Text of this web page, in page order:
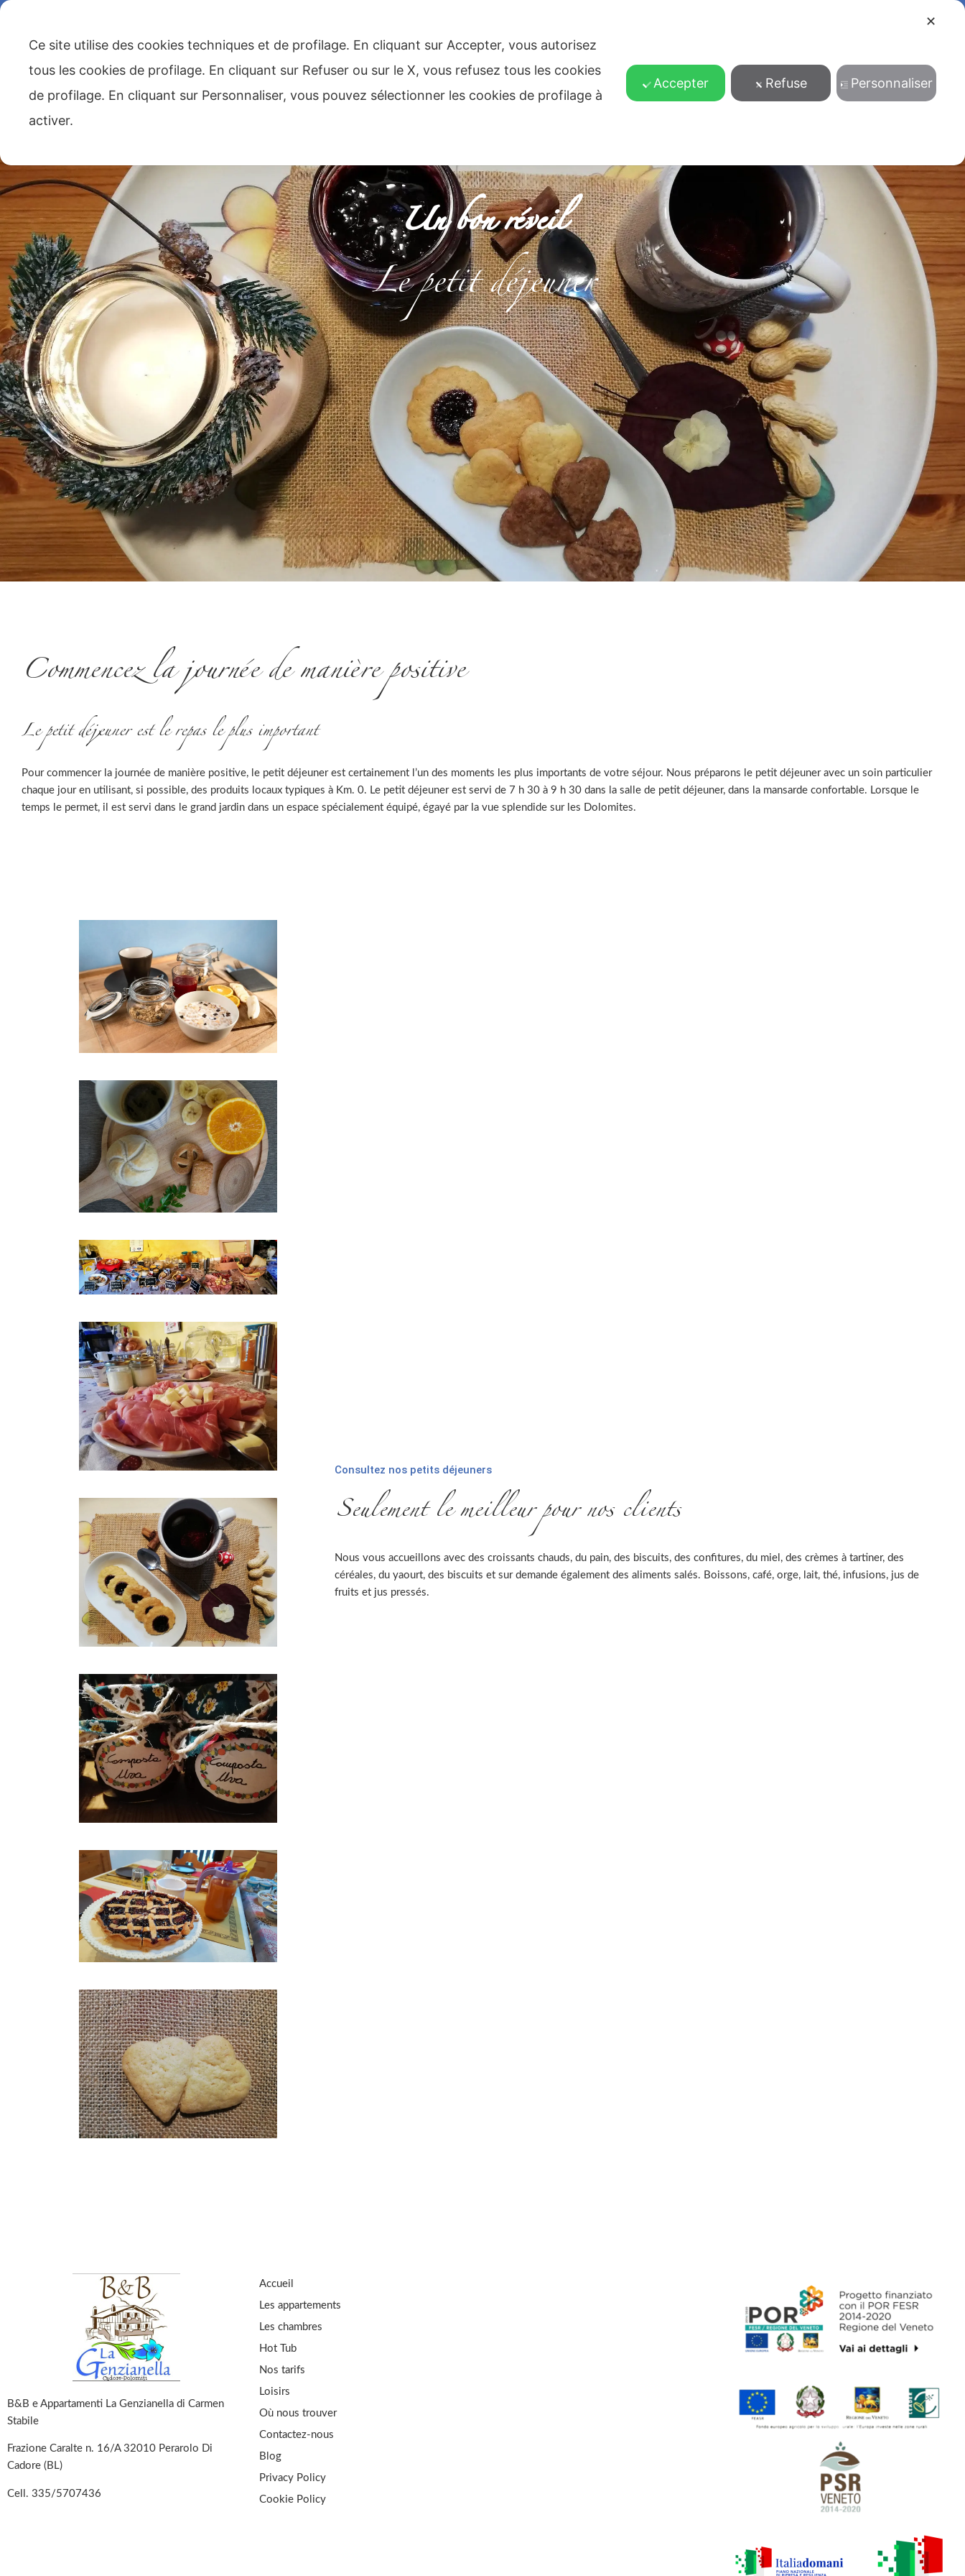
LA MAISON LE PETIT DÉJEUNER NOS TARIFS OÙ NOUS TROUVER
Un bon réveil
Le petit déjeuner
Commencez la journée de manière positive
Le petit déjeuner est le repas le plus important
Pour commencer la journée de manière positive, le petit déjeuner est certainement l’un des moments les plus importants de votre séjour. Nous préparons le petit déjeuner avec un soin particulier
chaque jour en utilisant, si possible, des produits locaux typiques à Km. 0. Le petit déjeuner est servi de 7 h 30 à 9 h 30 dans la salle de petit déjeuner, dans la mansarde confortable. Lorsque le
temps le permet, il est servi dans le grand jardin dans un espace spécialement équipé, égayé par la vue splendide sur les Dolomites.
Consultez nos petits déjeuners
Seulement le meilleur pour nos clients
Nous vous accueillons avec des croissants chauds, du pain, des biscuits, des confitures, du miel, des crèmes à tartiner, des
céréales, du yaourt, des biscuits et sur demande également des aliments salés. Boissons, café, orge, lait, thé, infusions, jus de
fruits et jus pressés.
B&B e Appartamenti La Genzianella di Carmen
Stabile
Frazione Caralte n. 16/A 32010 Perarolo Di
Cadore (BL)
Cell. 335/5707436
Accueil
Les appartements
Les chambres
Hot Tub
Nos tarifs
Loisirs
Où nous trouver
Contactez-nous
Blog
Privacy Policy
Cookie Policy
✕
Ce site utilise des cookies techniques et de profilage. En cliquant sur Accepter, vous autorisez
tous les cookies de profilage. En cliquant sur Refuser ou sur le X, vous refusez tous les cookies
de profilage. En cliquant sur Personnaliser, vous pouvez sélectionner les cookies de profilage à
activer.
Accepter Refuse Personnaliser